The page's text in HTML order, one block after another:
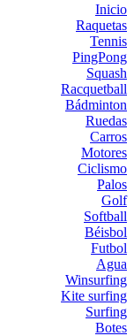
Inicio
Raquetas
Tennis
PingPong
Squash
Racquetball
Bádminton
Ruedas
Carros
Motores
Ciclismo
Palos
Golf
Softball
Béisbol
Futbol
Agua
Winsurfing
Kite surfing
Surfing
Botes